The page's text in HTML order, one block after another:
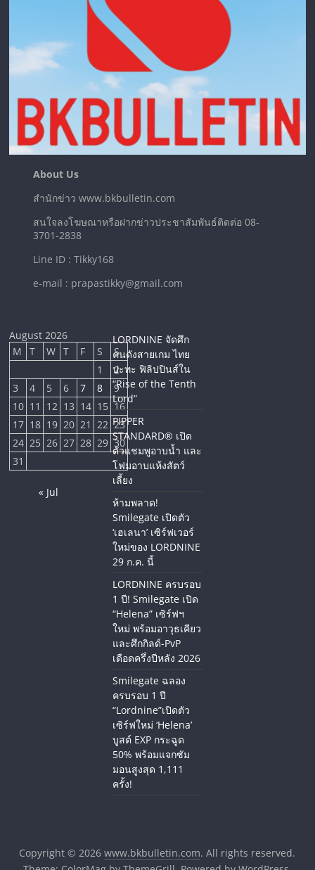
About Us
สำนักข่าว www.bkbulletin.com
สนใจลงโฆษณาหรือฝากข่าวประชาสัมพันธ์ติดต่อ 08-
3701-2838
Line ID : Tikky168
e-mail : prapastikky@gmail.com
August 2026
M
T W T F S
S
1
2
3
4 5 6 7 8
9
10 11 12 13 14 15 16
17 18 19 20 21 22 23
24 25 26 27 28 29 30
31
« Jul
LORDNINE จัดศึก
คนดังสายเกม ไทย
ปะทะ ฟิลิปปินส์ใน
“Rise of the Tenth
Lord”
PIPPER
STANDARD® เปิด
ตัวแชมพูอาบน้ำ และ
โฟมอาบแห้งสัตว์
เลี้ยง
ห้ามพลาด!
Smilegate เปิดตัว
‘เฮเลนา’ เซิร์ฟเวอร์
ใหม่ของ LORDNINE
29 ก.ค. นี้
LORDNINE ครบรอบ
1 ปี! Smilegate เปิด
“Helena” เซิร์ฟฯ
ใหม่ พร้อมอาวุธเคียว
และศึกกิลด์-PvP
เดือดครึ่งปีหลัง 2026
Smilegate ฉลอง
ครบรอบ 1 ปี
“Lordnine”เปิดตัว
เซิร์ฟใหม่ ‘Helena’
บูสต์ EXP กระฉูด
50% พร้อมแจกซัม
มอนสูงสุด 1,111
ครั้ง!
Copyright © 2026www.bkbulletin.com. All rights reserved.